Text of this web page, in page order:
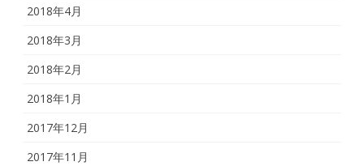
2018年4月
2018年3月
2018年2月
2018年1月
2017年12月
2017年11月